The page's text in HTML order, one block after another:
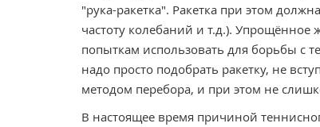
"рука-ракетка". Ракетка при этом
частоту колебаний и т.д.).
попыткам использовать для борьбы с
надо просто подобрать ракетку, не
методом перебора, и при этом не
В настоящее время причиной